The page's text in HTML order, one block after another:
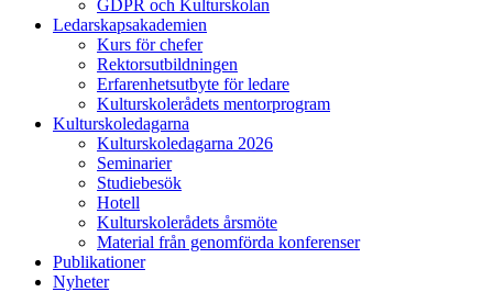
GDPR och Kulturskolan
Ledarskapsakademien
Kurs för chefer
Rektorsutbildningen
Erfarenhetsutbyte för ledare
Kulturskolerådets mentorprogram
Kulturskoledagarna
Kulturskoledagarna 2026
Seminarier
Studiebesök
Hotell
Kulturskolerådets årsmöte
Material från genomförda konferenser
Publikationer
Nyheter